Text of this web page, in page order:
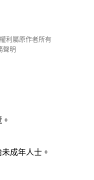
利屬原作者所有
聲明
成年人士。